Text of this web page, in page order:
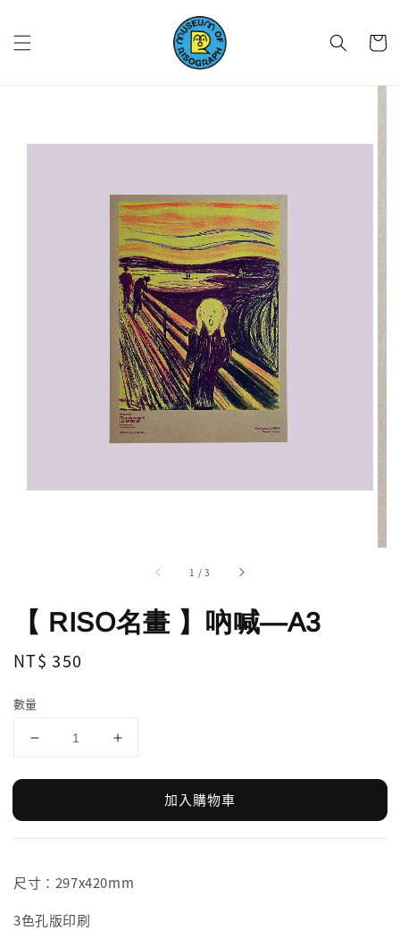
1 /3
【 RISO名畫 】吶喊—A3
Regular
NT$ 350
數量
加入購物車
尺寸：297x420mm
3色孔版印刷